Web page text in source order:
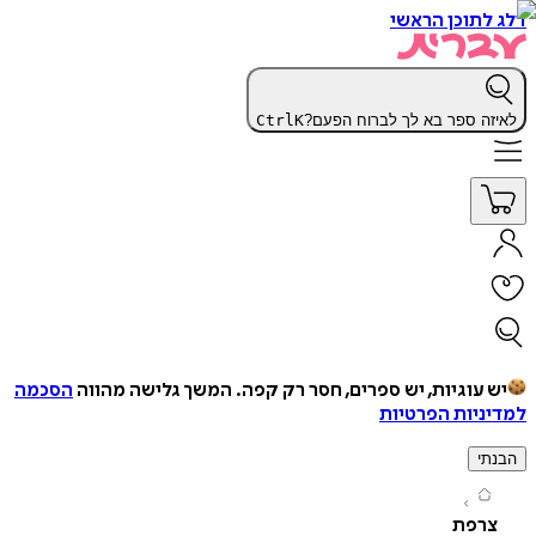
הראשי
ספר בא לך לברוח הפעם? CtrlK
עוגיות, יש ספרים, חסר רק קפה. המשך גלישה מהווההסכמה
הפרטיות